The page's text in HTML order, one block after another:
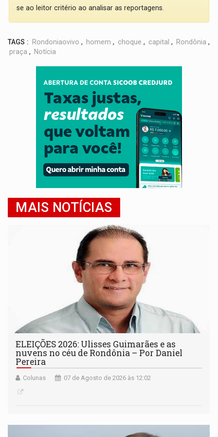
se ao leitor critério ao analisar as reportagens.
TAGS : Rondoniaovivo , homem , choque , capital , Rondônia ,
praça , Notícia
MAIS NOTÍCIAS
ELEIÇÕES 2026: Ulisses Guimarães e as
nuvens no céu de Rondônia – Por Daniel
Pereira
Colunas 07 de Agosto de 2026 às 12:02